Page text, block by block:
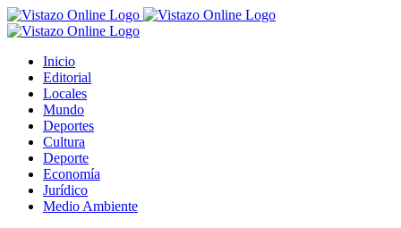
Saltar
al
Inicio
Editorial
Locales
Mundo
Deportes
Cultura
Deporte
Economía
Jurídico
Medio Ambiente